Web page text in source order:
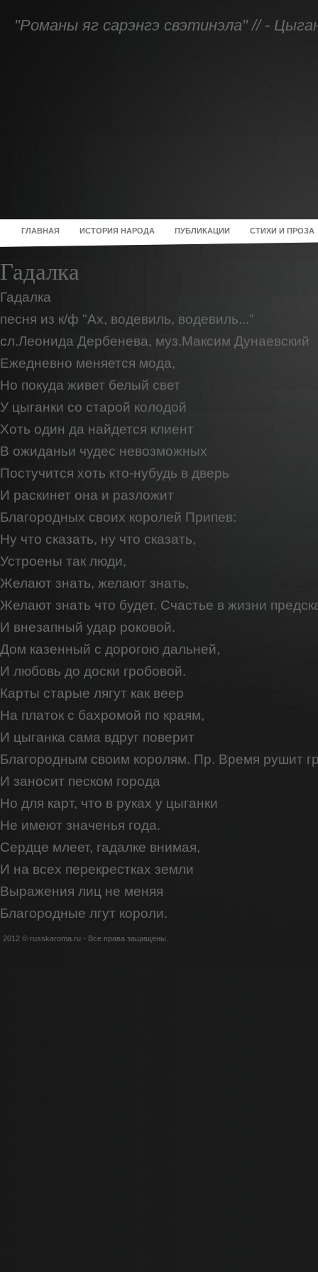
"Романы яг сарэнгэ свэтинэла" // -
ГЛАВНАЯ ИСТОРИЯ НАРОДА ПУБЛИКАЦИИ СТИХИ И ПРОЗА
Гадалка
Гадалка
песня из к/ф "Ах, водевиль, водевиль..."
сл.Леонида Дербенева, муз.Максим Дунаевский
Ежедневно меняется мода,
Hо покуда живет белый свет
У цыганки со старой колодой
Хоть один да найдется клиент
В ожиданьи чудес невозможных
Постучится хоть кто-нубудь в дверь
И раскинет она и разложит
Благородных своих королей Припев:
Hу что сказать, ну что сказать,
Устроены так люди,
Желают знать, желают знать,
Желают знать что будет. Счастье в жизни
И внезапный удар роковой.
Дом казенный с дорогою дальней,
И любовь до доски гробовой.
Карты старые лягут как веер
Hа платок с бахромой по краям,
И цыганка сама вдруг поверит
Благородным своим королям. Пp. Время рушит
И заносит песком города
Hо для карт, что в руках у цыганки
Hе имеют значенья года.
Сердце млеет, гадалке внимая,
И на всех перекрестках земли
Выражения лиц не меняя
Благородные лгут короли.
2012 © russkaroma.ru - Все права защищены.